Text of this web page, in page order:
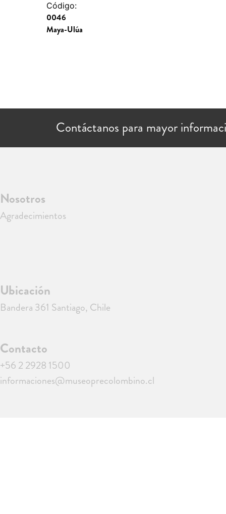
Código:
0046
Maya-Ulúa
Contáctanos para mayor
Nosotros
Agradecimientos
Ubicación
Bandera 361 Santiago, Chile
Contacto
+56 2 2928 1500
informaciones@museoprecolombino.cl